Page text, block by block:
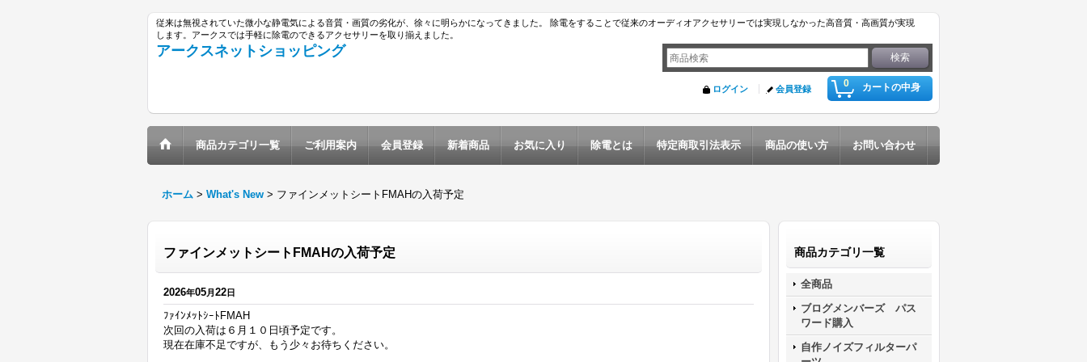
従来は無視されていた微小な静電気による音質・画質の劣化が、徐々に明らかになってきました。 除電をすることで従来のオーディオアクセサリーでは実現しなかった高音質・高画質が実現
します。アークスでは手軽に除電のできるアクセサリーを取り揃えました。
アークスネットショッピング
0 カートの中身
ログイン 会員登録
商品カテゴリ一覧 ご利用案内 会員登録 新着商品 お気に入り 除電とは 特定商取引法表示 商品の使い方 お問い合わせ
ホーム > What's New > ファインメットシートFMAHの入荷予定
ファインメットシートFMAHの入荷予定
2026年05月22日
ﾌｧｲﾝﾒｯﾄｼｰﾄFMAH
次回の入荷は６月１０日頃予定です。
現在在庫不足ですが、もう少々お待ちください。
商品カテゴリ一覧
全商品
ブログメンバーズ パス
ワード購入
自作ノイズフィルターパ